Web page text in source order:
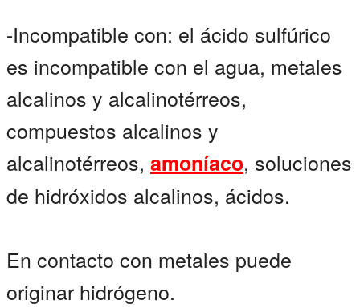
-Incompatible con: el ácido sulfúrico
es incompatible con el agua, metales
alcalinos y alcalinotérreos,
compuestos alcalinos y
alcalinotérreos, amoníaco, soluciones
de hidróxidos alcalinos, ácidos.
En contacto con metales puede
originar hidrógeno.